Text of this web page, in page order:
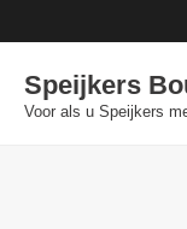
to
content
Speijkers
Voor als u Speijkers